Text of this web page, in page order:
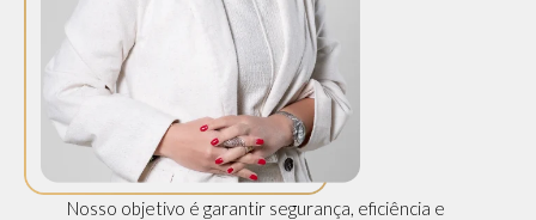
Nosso objetivo é garantir segurança, eficiência e